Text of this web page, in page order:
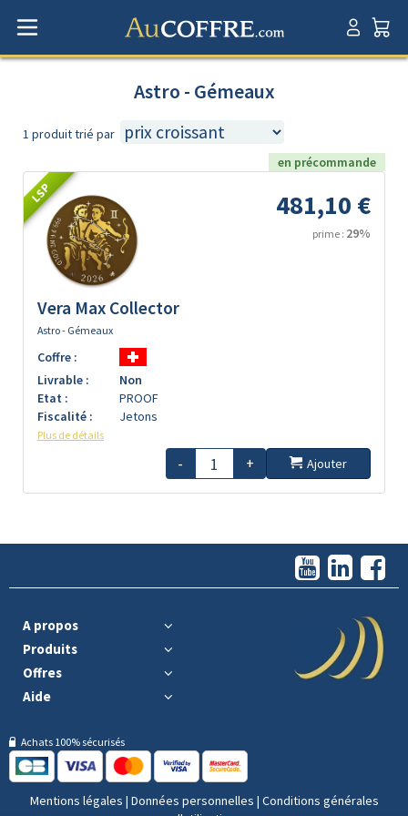
Astro - Gémeaux
1 produit trié par
en précommande
LSP 481,10 €
prime : 29%
Vera Max Collector
Astro - Gémeaux
Coffre :
Livrable :
Non
Etat :
PROOF
Fiscalité :
Jetons
Plus de détails
- + Ajouter
A propos
Produits
Offres
Aide
Achats 100% sécurisés
Mentions légales | Données personnelles | Conditions générales